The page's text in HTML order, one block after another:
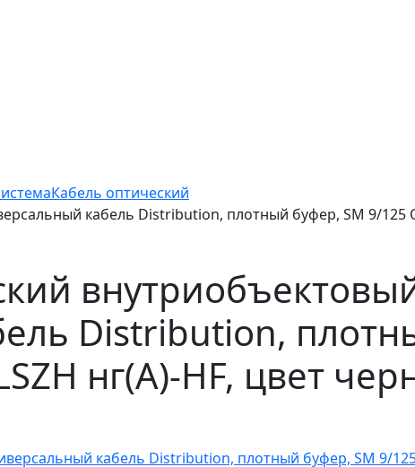
Кабель оптический
кабель Distribution, плотный буфер, SM 9/125
Distribution,
нг(A)-HF, цвет